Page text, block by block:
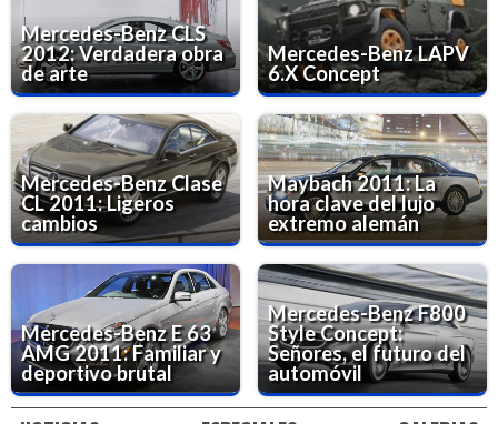
Mercedes-Benz CLS
2012: Verdadera obra
de arte
Mercedes-Benz LAPV
6.X Concept
Mercedes-Benz Clase
CL 2011: Ligeros
cambios
Maybach 2011: La
hora clave del lujo
extremo alemán
Mercedes-Benz E 63
AMG 2011: Familiar y
deportivo brutal
Mercedes-Benz F800
Style Concept:
Señores, el futuro del
automóvil